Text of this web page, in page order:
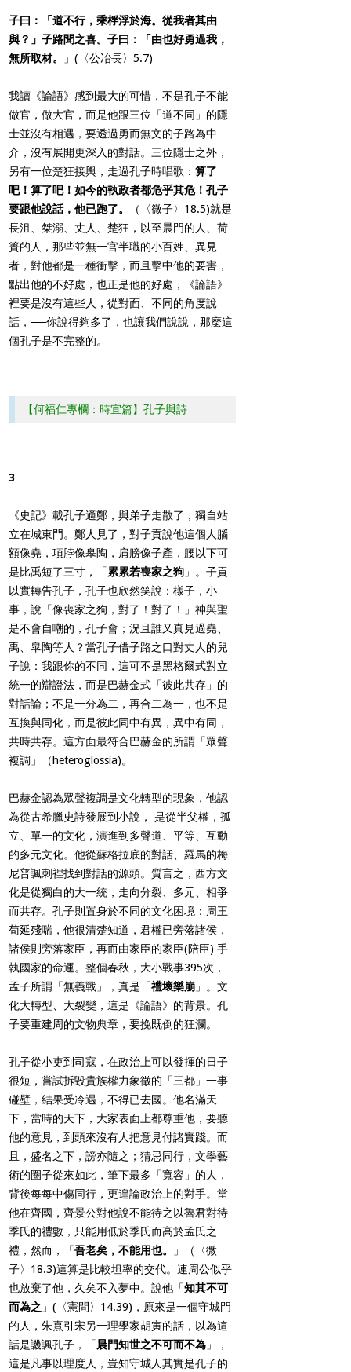
子曰：「道不行，乘桴浮於海。從我者其由
與？」子路聞之喜。子曰：「由也好勇過我，
無所取材。
」(〈公冶長〉5.7)
我讀《論語》感到最大的可惜，不是孔子不能
做官，做大官，而是他跟三位「道不同」的隱
士並沒有相遇，要透過勇而無文的子路為中
介，沒有展開更深入的對話。三位隱士之外，
另有一位楚狂接輿，走過孔子時唱歌：算了
吧！算了吧！如今的執政者都危乎其危！孔子
要跟他說話，他已跑了。
（〈微子〉18.5)就是
長沮、桀溺、丈人、楚狂，以至晨門的人、荷
簣的人，那些並無一官半職的小百姓、異見
者，對他都是一種衝擊，而且擊中他的要害，
點出他的不好處，也正是他的好處，《論語》
裡要是沒有這些人，從對面、不同的角度說
話，──你說得夠多了，也讓我們說說，那麼這
個孔子是不完整的。
【何福仁專欄：時宜篇】孔子與詩
3
《史記》載孔子適鄭，與弟子走散了，獨自站
立在城東門。鄭人見了，對子貢說他這個人腦
額像堯，項脖像皋陶，肩膀像子產，腰以下可
是比禹短了三寸，「累累若喪家之狗 」。子貢
以實轉告孔子，孔子也欣然笑說：樣子，小
事，說「像喪家之狗，對了！對了！」神與聖
是不會自嘲的，孔子會；況且誰又真見過堯、
禹、皐陶等人？當孔子借子路之口對丈人的兒
子說：我跟你的不同，這可不是黑格爾式對立
統一的辯證法，而是巴赫金式「彼此共存」的
對話論；不是一分為二，再合二為一，也不是
互換與同化，而是彼此同中有異，異中有同，
共時共存。這方面最符合巴赫金的所謂「眾聲
複調」（heteroglossia)。
巴赫金認為眾聲複調是文化轉型的現象，他認
為從古希臘史詩發展到小說， 是從半父權，孤
立、單一的文化，演進到多聲道、平等、互動
的多元文化。他從蘇格拉底的對話、羅馬的梅
尼普諷刺裡找到對話的源頭。質言之，西方文
化是從獨白的大一統，走向分裂、多元、相爭
而共存。孔子則置身於不同的文化困境：周王
苟延殘喘，他很清楚知道，君權已旁落諸侯，
諸侯則旁落家臣，再而由家臣的家臣(陪臣) 手
執國家的命運。整個春秋，大小戰事395次，
孟子所謂「無義戰」，真是「禮壞樂崩 」。文
化大轉型、大裂變，這是《論語》的背景。孔
子要重建周的文物典章，要挽既倒的狂瀾。
孔子從小吏到司寇，在政治上可以發揮的日子
很短，嘗試拆毀貴族權力象徵的「三都」一事
碰壁，結果受冷遇，不得已去國。他名滿天
下，當時的天下，大家表面上都尊重他，要聽
他的意見，到頭來沒有人把意見付諸實踐。而
且，盛名之下，謗亦隨之；猜忌同行，文學藝
術的圈子從來如此，筆下最多「寬容」的人，
背後每每中傷同行，更遑論政治上的對手。當
他在齊國，齊景公對他說不能待之以魯君對待
季氏的禮數，只能用低於季氏而高於孟氏之
禮，然而，「吾老矣，不能用也。
」（〈微
子〉18.3)這算是比較坦率的交代。連周公似乎
也放棄了他，久矣不入夢中。說他「知其不可
而為之 」(〈憲問〉14.39)，原來是一個守城門
的人，朱熹引宋另一理學家胡寅的話，以為這
話是譏諷孔子，「晨門知世之不可而不為 」，
這是凡事以理度人，豈知守城人其實是孔子的